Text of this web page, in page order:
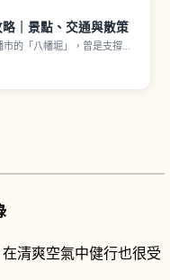
｜景點、交通與散策
的「八幡堀」，曾是支撐近
，如今保留石砌河岸與町家
文章將介紹前往方式、乘坐
清爽空氣中健行也很受